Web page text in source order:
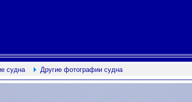
судна Другие фотографии судна